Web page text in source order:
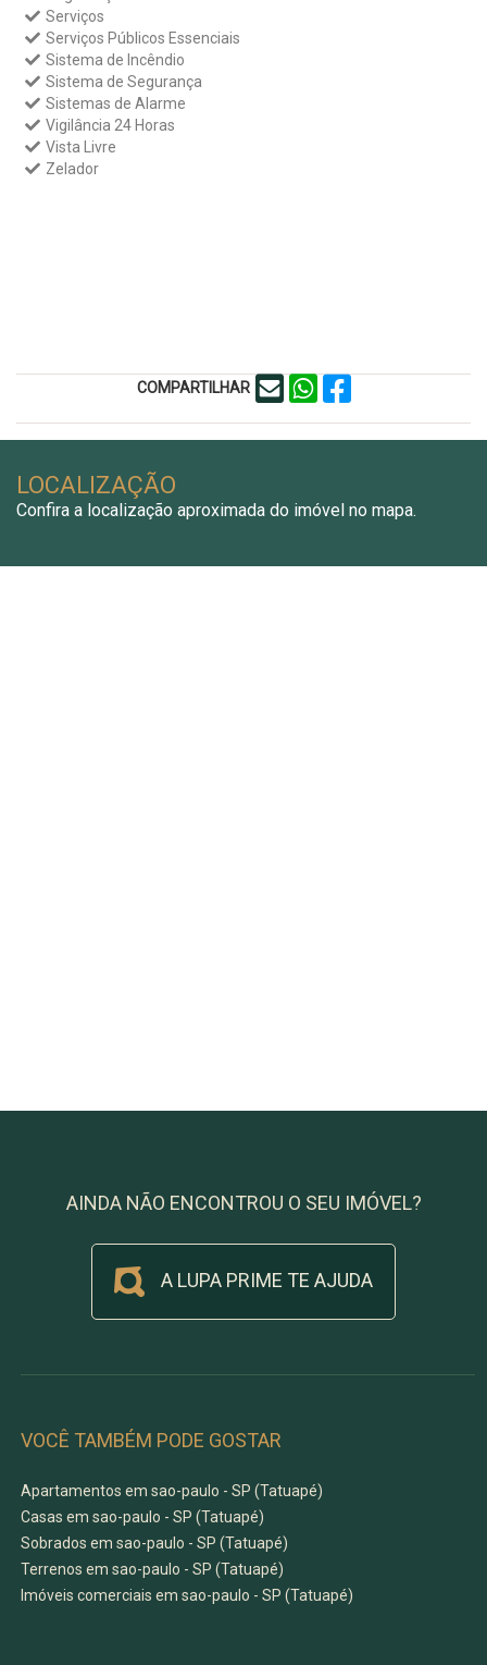
Serviços
Serviços Públicos Essenciais
Sistema de Incêndio
Sistema de Segurança
Sistemas de Alarme
Vigilância 24 Horas
Vista Livre
Zelador
COMPARTILHAR
LOCALIZAÇÃO
Confira a localização aproximada do imóvel no mapa.
AINDA NÃO ENCONTROU O SEU IMÓVEL?
A LUPA PRIME TE AJUDA
VOCÊ TAMBÉM PODE GOSTAR
Apartamentos em sao-paulo - SP (Tatuapé)
Casas em sao-paulo - SP (Tatuapé)
Sobrados em sao-paulo - SP (Tatuapé)
Terrenos em sao-paulo - SP (Tatuapé)
Imóveis comerciais em sao-paulo - SP (Tatuapé)